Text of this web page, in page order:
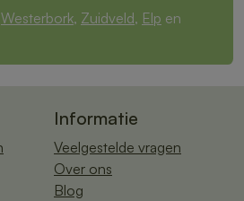
Westerbork, Zuidveld, Elp en
Informatie
Veelgestelde vragen
Over ons
Blog